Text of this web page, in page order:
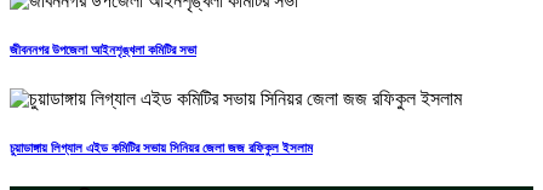
জীবননগর উপজেলা আইনশৃঙ্খলা কমিটির সভা
চুয়াডাঙ্গায় লিগ্যাল এইড কমিটির সভায় সিনিয়র জেলা জজ রফিকুল ইসলাম